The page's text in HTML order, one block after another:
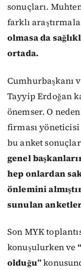
sonuçları.
farklı
olmasa da
ortada.
Cumhurbaşkanı
Tayyip Erdoğan
önemser. O
firması yöneticisi
bu anket
genel
hep onlardan
önlemini
sunulan
Son MYK
konuşulurken ve
olduğu”